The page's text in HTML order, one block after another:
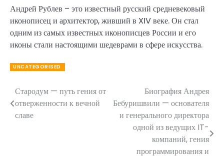
Андрей Рублев – это известный русский средневековый
иконописец и архитектор, живший в XIV веке. Он стал
одним из самых известных иконописцев России и его
иконы стали настоящими шедеврами в сфере искусства.
UNCATEGORISED
Навигация
по
Стародум — путь гения от
отверженности к вечной
славе
Биография Андрея
Бебуришвили — основателя
и генерального директора
одной из ведущих IT-
компаний, гения
программирования и